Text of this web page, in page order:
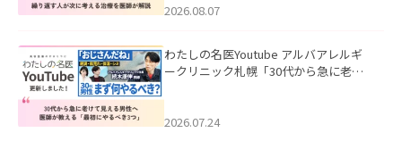
ました。
2026.08.07
わたしの名医Youtube アルバアレルギ
ークリニック札幌「30代から急に老け
た。
2026.07.24